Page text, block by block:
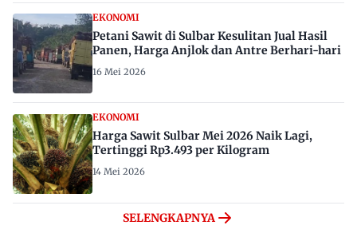
EKONOMI
Petani Sawit di Sulbar Kesulitan Jual Hasil
Panen, Harga Anjlok dan Antre Berhari-hari
16 Mei 2026
EKONOMI
Harga Sawit Sulbar Mei 2026 Naik Lagi,
Tertinggi Rp3.493 per Kilogram
14 Mei 2026
SELENGKAPNYA